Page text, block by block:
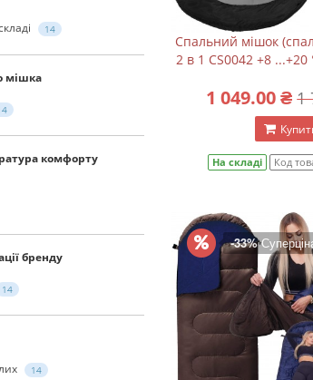
14
мішка
комфорту
бренду
14
14
Спальний мішок
2 в 1 CS0042 +8 ...+20
1 049.00 ₴ 1
На складі Код
-33%